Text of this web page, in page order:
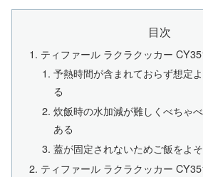
目次
ティファール ラクラクッカー
予熱時間が含まれておらず想定
る
炊飯時の水加減が難しくべちゃ
ある
蓋が固定されないためご飯をよ
ティファール ラクラクッカー